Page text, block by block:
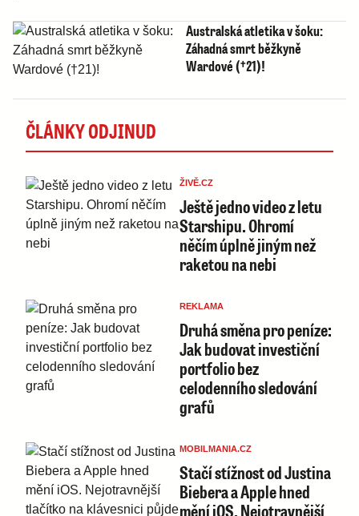
Australská atletika v šoku:
Záhadná smrt běžkyně
Wardové (†21)!
ČLÁNKY ODJINUD
ŽIVĚ.CZ
Ještě jedno video z letu
Starshipu. Ohromí
něčím úplně jiným než
raketou na nebi
REKLAMA
Druhá směna pro peníze:
Jak budovat investiční
portfolio bez
celodenního sledování
grafů
MOBILMANIA.CZ
Stačí stížnost od Justina
Biebera a Apple hned
mění iOS. Nejotravnější